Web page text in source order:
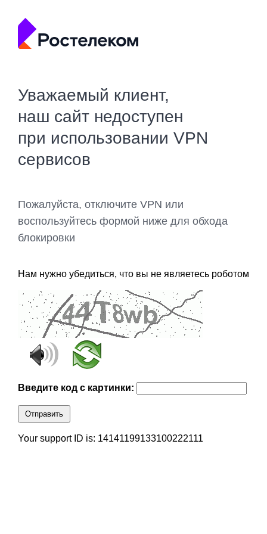
Уважаемый клиент,
наш сайт недоступен
при использовании VPN
сервисов
Пожалуйста, отключите VPN или
воспользуйтесь формой ниже для обхода
блокировки
Нам нужно убедиться, что вы не являетесь роботом
Введите код с картинки:
Отправить
Your support ID is: 14141199133100222111